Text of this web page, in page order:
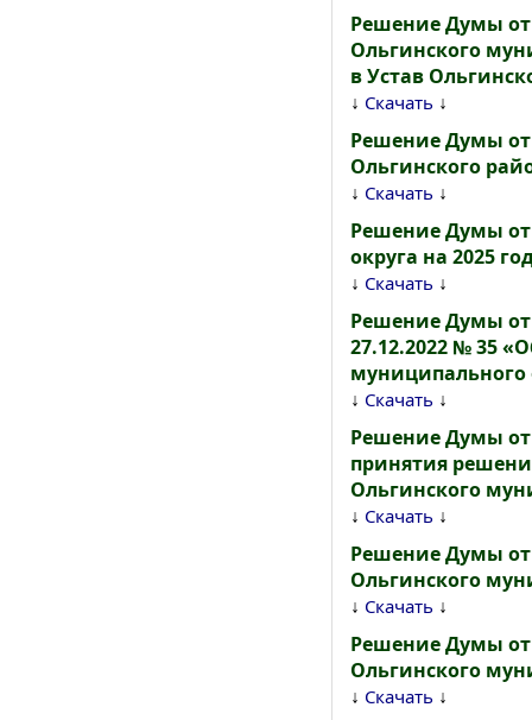
Решение Думы
Ольгинского
в Устав
↓ Скачать ↓
Решение Думы от
Ольгинского
↓ Скачать ↓
Решение Думы от
округа на 2025
↓ Скачать ↓
Решение Думы
27.12.2022 № 35
муниципального
↓ Скачать ↓
Решение Думы от
принятия
Ольгинского
↓ Скачать ↓
Решение Думы от
Ольгинского
↓ Скачать ↓
Решение Думы от
Ольгинского
↓ Скачать ↓